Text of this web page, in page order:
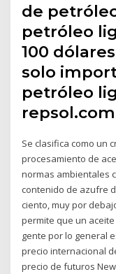
de
petróleo
100
solo
petróleo
Se clasifica como un
procesamiento de
normas ambientales
contenido de azufre
ciento, muy por
permite que un
gente por lo general
precio internacional
precio de futuros